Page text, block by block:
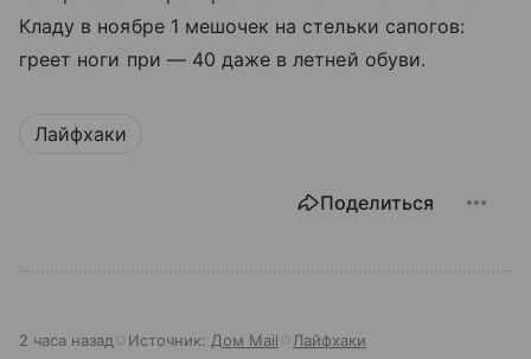
Кладу в ноябре 1 мешочек на стельки сапогов:
греет ноги при — 40 даже в летней обуви.
Лайфхаки
Поделиться
2 часа назад Источник: Дом Mail Лайфхаки